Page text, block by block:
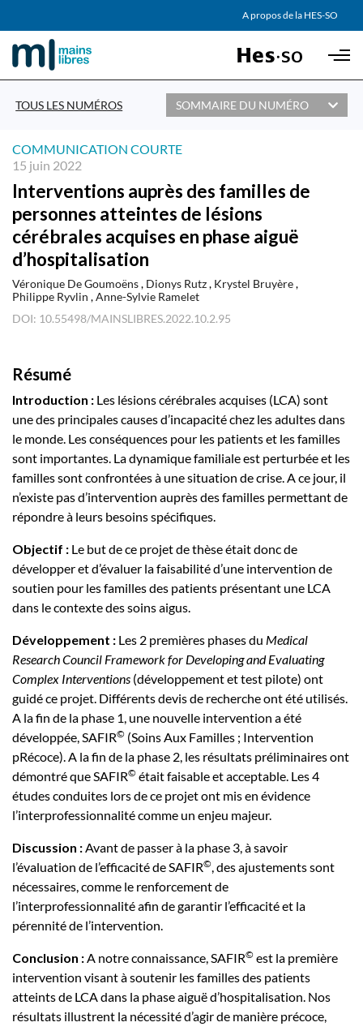
Skip to main content
A propos de la HES-SO
PARTENAIRES
TOUS LES NUMÉROS SOMMAIRE DU NUMÉRO
COMMUNICATION COURTE
15 juin 2022
Interventions auprès des familles de
personnes atteintes de lésions
cérébrales acquises en phase aiguë
d’hospitalisation
Véronique De Goumoëns Dionys Rutz Krystel Bruyère
Philippe Ryvlin Anne-Sylvie Ramelet
DOI: 10.55498/MAINSLIBRES.2022.10.2.95
Résumé
Introduction : Les lésions cérébrales acquises (LCA) sont
une des principales causes d’incapacité chez les adultes dans
le monde. Les conséquences pour les patients et les familles
sont importantes. La dynamique familiale est perturbée et les
familles sont confrontées à une situation de crise. A ce jour, il
n’existe pas d’intervention auprès des familles permettant de
répondre à leurs besoins spécifiques.
Objectif : Le but de ce projet de thèse était donc de
développer et d’évaluer la faisabilité d’une intervention de
soutien pour les familles des patients présentant une LCA
dans le contexte des soins aigus.
Développement : Les 2 premières phases du Medical
Research Council Framework for Developing and Evaluating
Complex Interventions (développement et test pilote) ont
guidé ce projet. Différents devis de recherche ont été utilisés.
A la fin de la phase 1, une nouvelle intervention a été
développée, SAFIR© (Soins Aux Familles ; Intervention
pRécoce). A la fin de la phase 2, les résultats préliminaires ont
démontré que SAFIR© était faisable et acceptable. Les 4
études conduites lors de ce projet ont mis en évidence
l’interprofessionnalité comme un enjeu majeur.
Discussion :Avant de passer à la phase 3, à savoir
l’évaluation de l’efficacité de SAFIR©, des ajustements sont
nécessaires, comme le renforcement de
l’interprofessionnalité afin de garantir l’efficacité et la
pérennité de l’intervention.
Conclusion :A notre connaissance, SAFIR© est la première
intervention visant à soutenir les familles des patients
atteints de LCA dans la phase aiguë d’hospitalisation. Nos
résultats illustrent la nécessité d’agir de manière précoce,